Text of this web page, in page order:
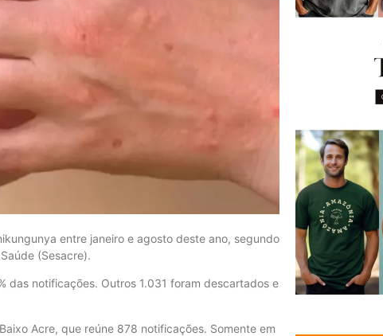
entre janeiro e agosto deste ano, segundo
(Sesacre).
das notificações. Outros 1.031 foram descartados e
Acre, que reúne 878 notificações. Somente em